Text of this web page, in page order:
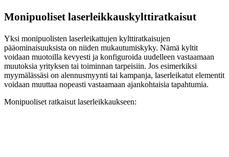
Monipuoliset laserleikkauskylttiratkaisut
Yksi monipuolisten laserleikattujen kylttiratkaisujen
pääominaisuuksista on niiden mukautumiskyky. Nämä kyltit
voidaan muotoilla kevyesti ja konfiguroida uudelleen vastaamaan
muutoksia yrityksen tai toiminnan tarpeisiin. Jos esimerkiksi
myymälässäsi on alennusmyynti tai kampanja, laserleikatut elementit
voidaan muuttaa nopeasti vastaamaan ajankohtaisia tapahtumia.
Monipuoliset ratkaisut laserleikkaukseen: